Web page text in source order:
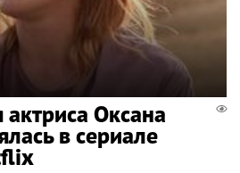
Оксана
в сериале